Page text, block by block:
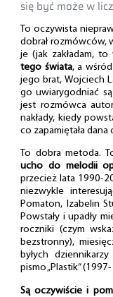
się być może w
To oczywista
dobrał rozmówców,
je (jak zakładam,
tego świata, a
jego brat, Wojciech
go uwiarygodniać
jest rozmówca
nakłady, kiedy
co zapamiętała dana
To dobra metoda.
ucho do melodii
przecież lata 1990-
niezwykle
Pomaton, Izabelin
Powstały i upadły
roczniki (czym
bezstronny),
byłych dziennikarzy
pismo „Plastik”
Są oczywiście i